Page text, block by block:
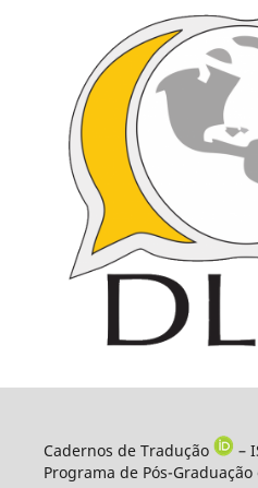
Cadernos de Tradução
–
Programa de Pós-